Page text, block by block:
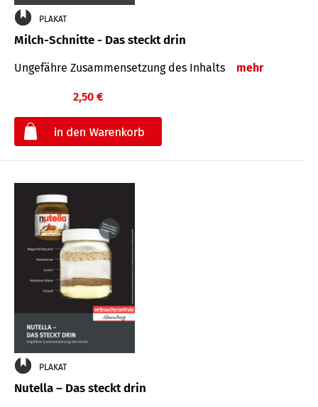
PLAKAT
Milch-Schnitte - Das steckt drin
Ungefähre Zu­sammen­setzung des Inhalts mehr
2,50 €
PLAKAT
Nutella – Das steckt drin